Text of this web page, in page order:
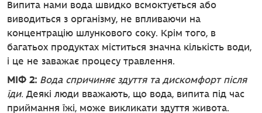
Випита нами вода швидко всмоктується або
виводиться з організму, не впливаючи на
концентрацію шлункового соку. Крім того, в
багатьох продуктах міститься значна кількість води,
і це не заважає процесу травлення.
МІФ 2: Вода спричиняє здуття та дискомфорт після
їди. Деякі люди вважають, що вода, випита під час
приймання їжі, може викликати здуття живота.